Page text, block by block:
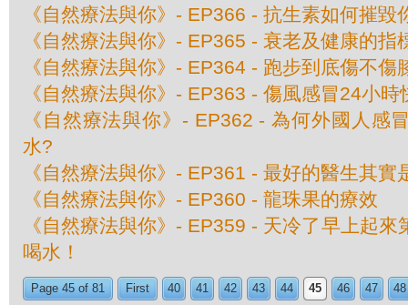
《自然療法與你》- EP366 - 抗生素如何摧毀
《自然療法與你》- EP365 - 衰老及健康的指
《自然療法與你》- EP364 - 跑步到底傷不傷
《自然療法與你》- EP363 - 傷風感冒24小時
《自然療法與你》- EP362 - 為何外國人感
水?
《自然療法與你》- EP361 - 最好的醫生其實
《自然療法與你》- EP360 - 龍珠果的療效
《自然療法與你》- EP359 - 天冷了早上起
喝水！
Page 45 of 81 First 40 41 42 43 44 45 46 47 48